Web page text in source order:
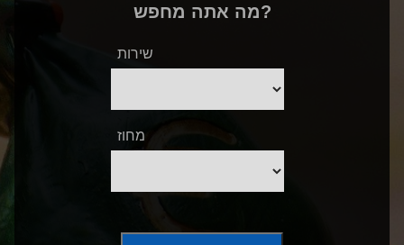
מה אתה מחפש?
שירות
מחוז